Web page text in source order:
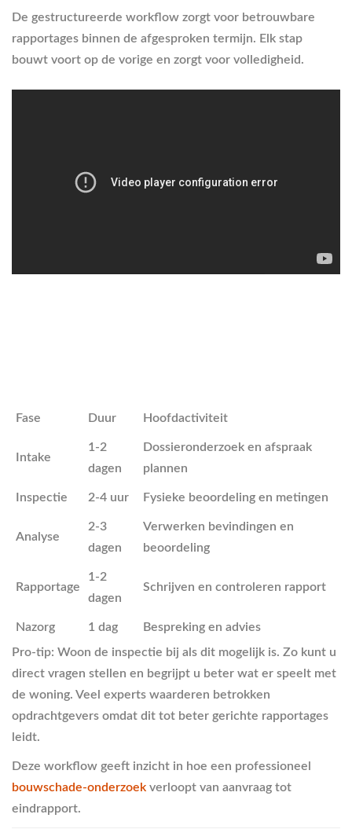
De gestructureerde workflow zorgt voor betrouwbare
rapportages binnen de afgesproken termijn. Elk stap
bouwt voort op de vorige en zorgt voor volledigheid.
Fase Duur Hoofdactiviteit
Intake
1-2
dagen
Dossieronderzoek en afspraak
plannen
Inspectie 2-4 uur Fysieke beoordeling en metingen
Analyse
2-3
dagen
Verwerken bevindingen en
beoordeling
Rapportage
1-2
dagen
Schrijven en controleren rapport
Nazorg 1 dag
Bespreking en advies
Pro-tip: Woon de inspectie bij als dit mogelijk is. Zo kunt u
direct vragen stellen en begrijpt u beter wat er speelt met
de woning. Veel experts waarderen betrokken
opdrachtgevers omdat dit tot beter gerichte rapportages
leidt.
Deze workflow geeft inzicht in hoe een professioneel
bouwschade-onderzoek verloopt van aanvraag tot
eindrapport.